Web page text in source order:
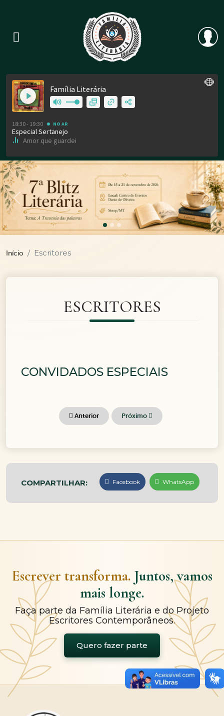
Previous
Início Escritores
ESCRITORES
CONVIDADOS ESPECIAIS
Anterior Próximo
COMPARTILHAR: Facebook WhatsApp
Escrever transforma. Juntos, vamos
mais longe.
Faça parte da Família Literária e do Projeto
Escritores Contemporâneos.
Quero fazer parte